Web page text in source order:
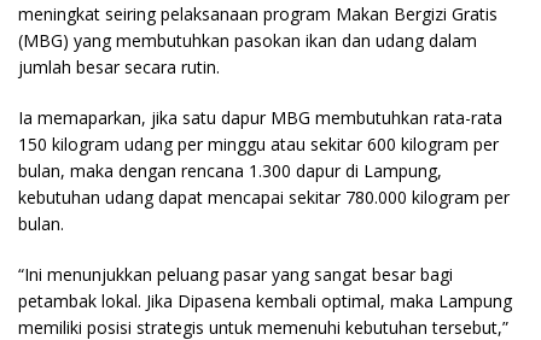
meningkat seiring pelaksanaan program Makan Bergizi Gratis
(MBG) yang membutuhkan pasokan ikan dan udang dalam
jumlah besar secara rutin.
Ia memaparkan, jika satu dapur MBG membutuhkan rata-rata
150 kilogram udang per minggu atau sekitar 600 kilogram per
bulan, maka dengan rencana 1.300 dapur di Lampung,
kebutuhan udang dapat mencapai sekitar 780.000 kilogram per
bulan.
“Ini menunjukkan peluang pasar yang sangat besar bagi
petambak lokal. Jika Dipasena kembali optimal, maka Lampung
memiliki posisi strategis untuk memenuhi kebutuhan tersebut,”